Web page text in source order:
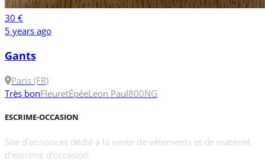
30 €
5 years ago
Gants
Paris (FR)
Très bonFleuretÉpéeLeon Paul800NG
ESCRIME-OCCASION
Site d'annonces dédié à la vente de vêtements et de matériel
d'escrime d'occasion.